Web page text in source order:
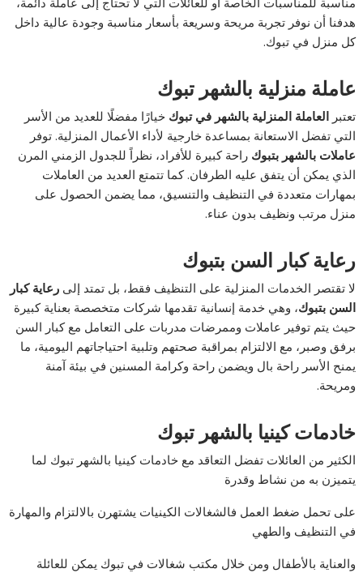
هدفنا أن نوفر تجربة مريحة وسريعة بأسعار مناسبة وجودة عالية داخل
كل منزل في تبوك.
عاملة منزلية بالشهر تبوك
تعتبرالعاملة المنزلية بالشهر في تبوك خيارًا مفضلًا للعديد من الأسر
التي تفضل الاستعانة بمساعدة خارجية لأداء الأعمال المنزلية. توفر
عاملات بالشهر بتبوك راحة كبيرة للأفراد، نظراً للجدول الزمني المرن
الذي يمكن أن يتفق عليه الطرفان. كما تتمتع العديد من العاملات
بمهارات متعددة في التنظيف والتنسيق، مما يضمن الحصول على
منزل مرتب ونظيف بدون عناء.
رعاية كبار السن بتبوك
لا تقتصر الخدمات المنزلية على التنظيف فقط، بل تمتد إلىرعاية كبار
السن بتبوك، وهي خدمة إنسانية تقدمها شركات متخصصة بعناية كبيرة
حيث يتم توفير عاملات وممرضات مدربات على التعامل مع كبار السن
برفق وصبر، مع الالتزام بمراقبة صحتهم وتلبية احتياجاتهم اليومية، ما
يمنح الأسر راحة بال ويضمن راحة وكرامة المسنين في بيئة آمنة
ومريحة.
خادمات كينيا بالشهر تبوك
الكثير من العائلات تفضل التعاقد مع خادمات كينيا بالشهر تبوك لما
يتميزن به من نشاط وقدرة
على تحمل ضغط العمل فالشغالات الكينيات يشتهرن بالالتزام والمهارة
في التنظيف والطهي
والعناية بالأطفال ومن خلال مكتب شغالات في تبوك يمكن للعائلة